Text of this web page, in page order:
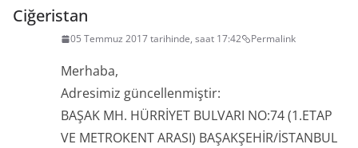
Ciğeristan
05 Temmuz 2017 tarihinde, saat 17:42 Permalink
Merhaba,
Adresimiz güncellenmiştir:
BAŞAK MH. HÜRRİYET BULVARI NO:74 (1.ETAP
VE METROKENT ARASI) BAŞAKŞEHİR/İSTANBUL